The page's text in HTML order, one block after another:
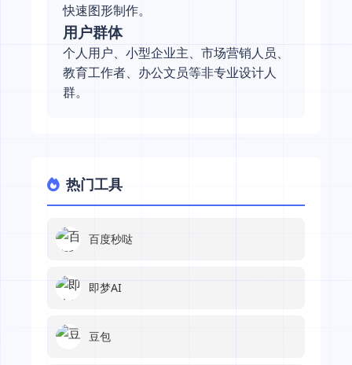
快速图形制作。
用户群体
个人用户、小型企业主、市场营销人员、
教育工作者、办公文员等非专业设计人
群。
热门工具
百度秒哒
即梦AI
豆包